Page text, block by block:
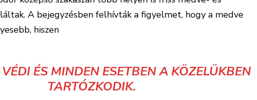
A bejegyzésben felhívták a figyelmet, hogy a medve
hiszen
ÉS MINDEN ESETBEN A KÖZELÜKBEN
TARTÓZKODIK.